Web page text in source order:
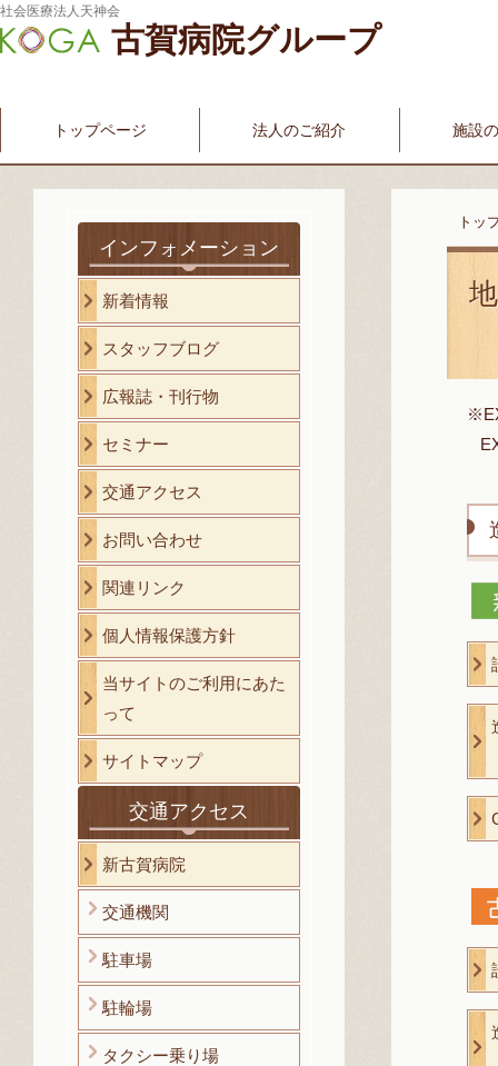
社会医療法人天神会
古賀病院グループ
トップページ 法人のご紹介 施設
新古賀みなみ病院 新古賀クリニック
インフォメーション
新着情報
スタッフブログ
広報誌・刊行物
セミナー
交通アクセス
お問い合わせ
関連リンク
個人情報保護方針
当サイトのご利用にあた
って
サイトマップ
交通アクセス
新古賀病院
交通機関
駐車場
駐輪場
タクシー乗り場
トッ